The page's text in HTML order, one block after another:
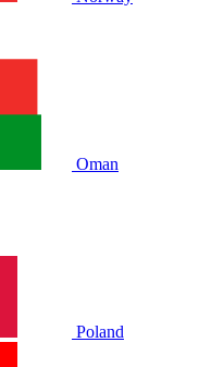
Oman
Poland